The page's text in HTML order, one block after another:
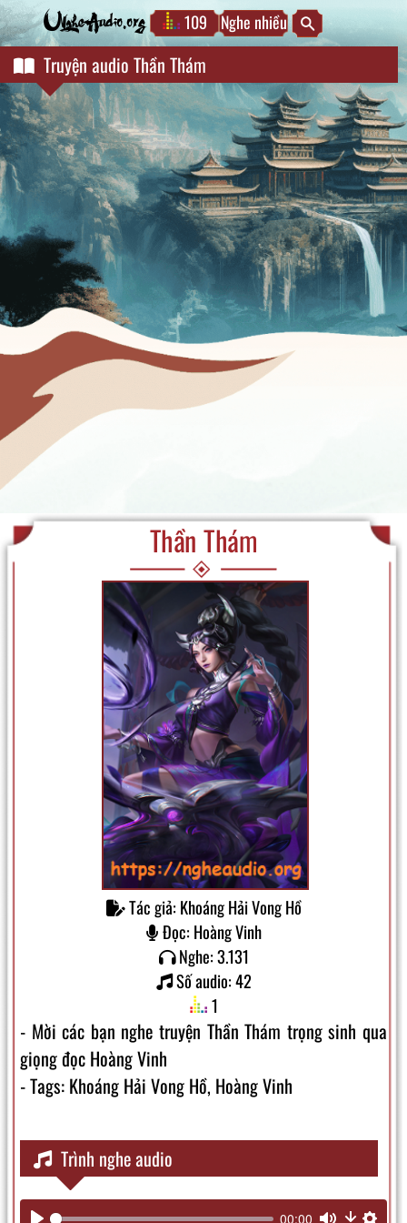
NgheAudio.org 109 Nghe nhiều
Truyện audio Thần Thám
Thần Thám
Tác giả: Khoáng Hải Vong Hồ
Đọc: Hoàng Vinh
Nghe: 3.131
Số audio: 42
1
- Mời các bạn nghe truyện Thần Thám trọng sinh qua
giọng đọc Hoàng Vinh
- Tags: Khoáng Hải Vong Hồ, Hoàng Vinh
Trình nghe audio
00:00